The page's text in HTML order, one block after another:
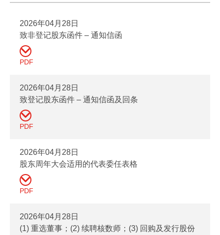
2026年04月28日
致非登记股东函件 – 通知信函
PDF
2026年04月28日
致登记股东函件 – 通知信函及回条
PDF
2026年04月28日
股东周年大会适用的代表委任表格
PDF
2026年04月28日
(1) 重选董事；(2) 续聘核数师；(3) 回购及发行股份